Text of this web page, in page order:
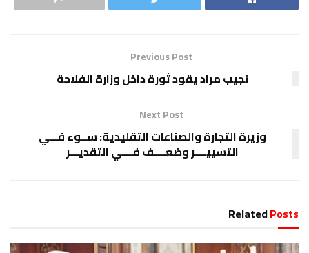
Previous Post
نجيب مراد يقود ثورة داخل وزارة الفلاحة
Next Post
وزيرة التجارة والصناعات التقليدية: ســوء فـــي
التسييــــر وضعــــف فــــي التقديـــر
RelatedPosts